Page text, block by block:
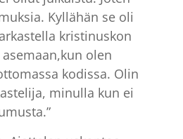
Kyllähän se oli
kristinuskon
olen
kodissa. Olin
minulla kun ei